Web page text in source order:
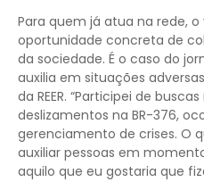
Para quem já atua na rede,
oportunidade concreta de
da sociedade. É o caso do
auxilia em situações
da REER. “Participei de
deslizamentos na BR-376,
gerenciamento de crises. O
auxiliar pessoas em
aquilo que eu gostaria que